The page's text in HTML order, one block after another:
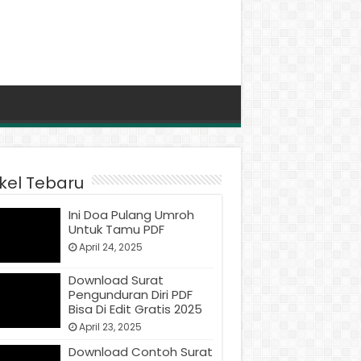
Tebaru
Ini Doa Pulang Umroh
Untuk Tamu PDF
April 24, 2025
Download Surat
Pengunduran Diri PDF
Bisa Di Edit Gratis 2025
April 23, 2025
Download Contoh Surat